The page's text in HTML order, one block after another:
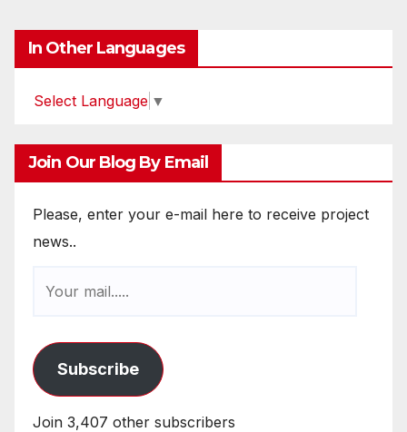
In Other Languages
Select Language ▼
Join Our Blog By Email
Please, enter your e-mail here to receive project
news..
Subscribe
Join 3,407 other subscribers